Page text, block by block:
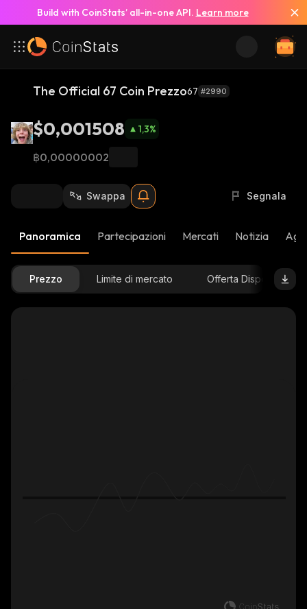
Build with CoinStats’ all-in-one API. Learn more
The Official 67 Coin Prezzo67 #2990
$0,001508 1,3%
฿0,00000002
Swappa Segnala
Panoramica Partecipazioni Mercati Notizia
Prezzo Limite di mercato Offerta Disponibile